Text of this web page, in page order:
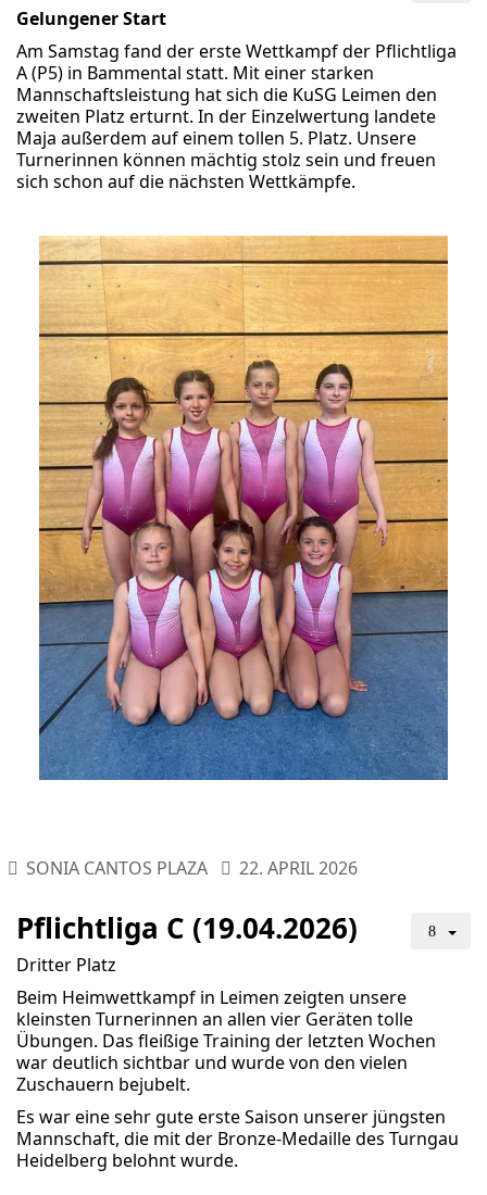
Gelungener Start
Am Samstag fand der erste Wettkampf der Pflichtliga
A (P5) in Bammental statt. Mit einer starken
Mannschaftsleistung hat sich die KuSG Leimen den
zweiten Platz erturnt. In der Einzelwertung landete
Maja außerdem auf einem tollen 5. Platz. Unsere
Turnerinnen können mächtig stolz sein und freuen
sich schon auf die nächsten Wettkämpfe.
SONIA CANTOS PLAZA 22. APRIL 2026
Pflichtliga C (19.04.2026)
Dritter Platz
Beim Heimwettkampf in Leimen zeigten unsere
kleinsten Turnerinnen an allen vier Geräten tolle
Übungen. Das fleißige Training der letzten Wochen
war deutlich sichtbar und wurde von den vielen
Zuschauern bejubelt.
Es war eine sehr gute erste Saison unserer jüngsten
Mannschaft, die mit der Bronze-Medaille des Turngau
Heidelberg belohnt wurde.